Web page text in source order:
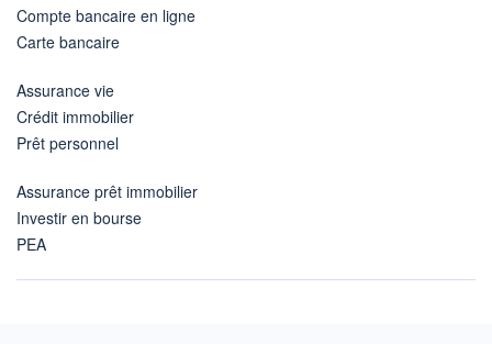
Compte bancaire en ligne
Carte bancaire
Assurance vie
Crédit immobilier
Prêt personnel
Assurance prêt immobilier
Investir en bourse
PEA